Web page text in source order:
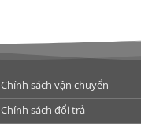
Chính sách vận chuyển
Chính sách đổi trả